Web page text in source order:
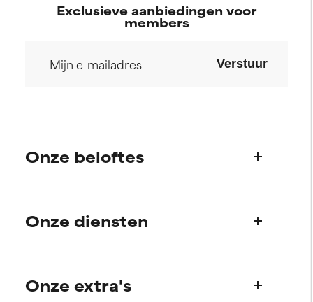
Exclusieve aanbiedingen voor
members
Verstuur
Onze beloftes
Paula's verhaal
Onze diensten
Vragen over producten
Onze extra's